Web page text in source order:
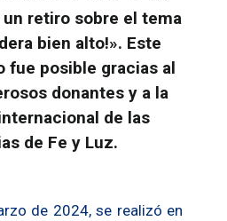
retiro sobre el tema
bien alto!». Este
fue posible gracias al
donantes y a la
de las
de Fe y Luz.
de 2024, se realizó en